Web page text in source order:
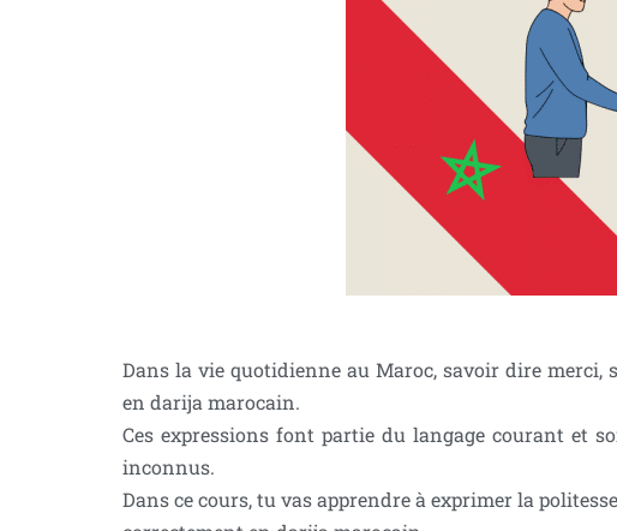
Dans la vie quotidienne au Maroc, savoir dire merci,
en darija marocain.
Ces expressions font partie du langage courant et
inconnus.
Dans ce cours, tu vas apprendre à exprimer la